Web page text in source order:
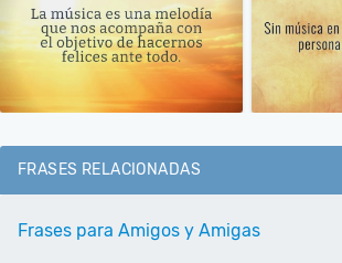
FRASES RELACIONADAS
Frases para Amigos y Amigas